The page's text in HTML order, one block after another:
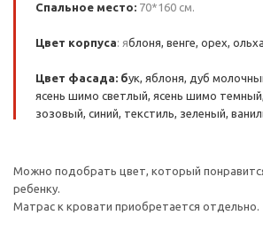
Спальное место: 70*160 см.
Цвет корпуса: яблоня, венге, орех,
Цвет фасада: бук, яблоня, дуб
ясень шимо светлый, ясень шимо
зозовый, синий, текстиль, зеленый,
Можно подобрать цвет, который
ребенку.
Матрас к кровати приобретается отдельно.